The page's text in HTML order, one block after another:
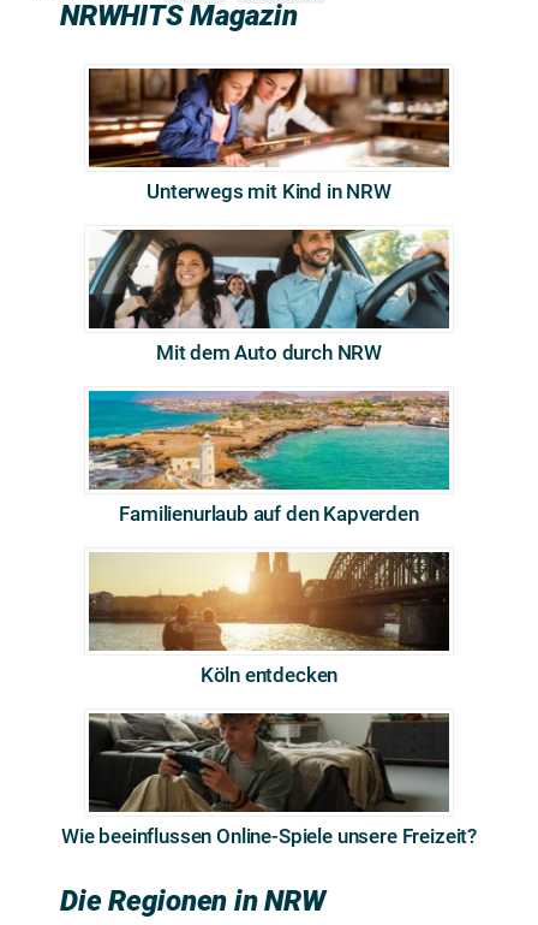
NRWHITS Magazin
Unterwegs mit Kind in NRW
Mit dem Auto durch NRW
Familienurlaub auf den Kapverden
Köln entdecken
Wie beeinflussen Online-Spiele unsere Freizeit?
Die Regionen in NRW